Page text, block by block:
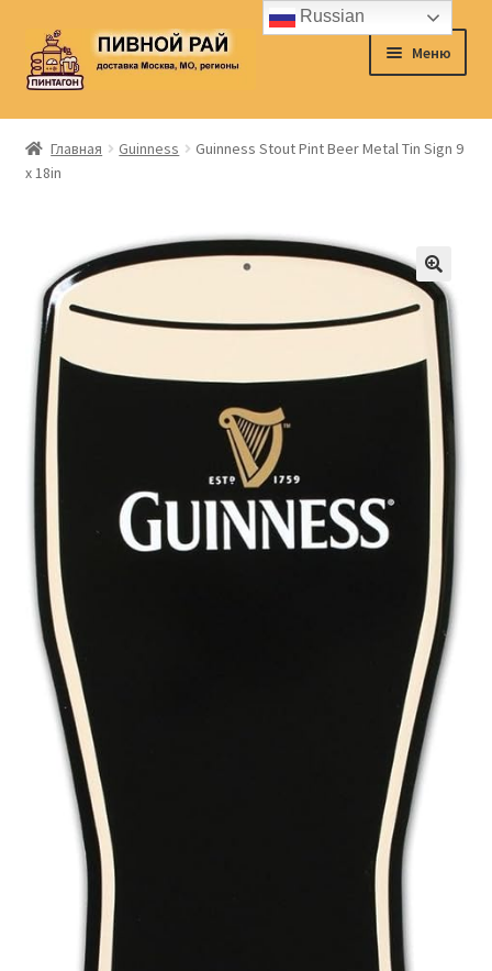
Перейти
к
навигации
Перейти
к
содержимому
Меню
Главная
Аккаунт
Заказ
Контакты
Корзина
О нас
Сигары
Скидки
Схема проезда
Услуги
Юр. лицам
Главная Guinness
Guinness Stout Pint Beer Metal Tin Sign 9
x 18in
Russian